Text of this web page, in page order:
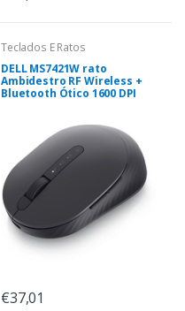
Teclados E Ratos
DELL MS7421W rato
Ambidestro RF Wireless +
Bluetooth Ótico 1600 DPI
€37,01